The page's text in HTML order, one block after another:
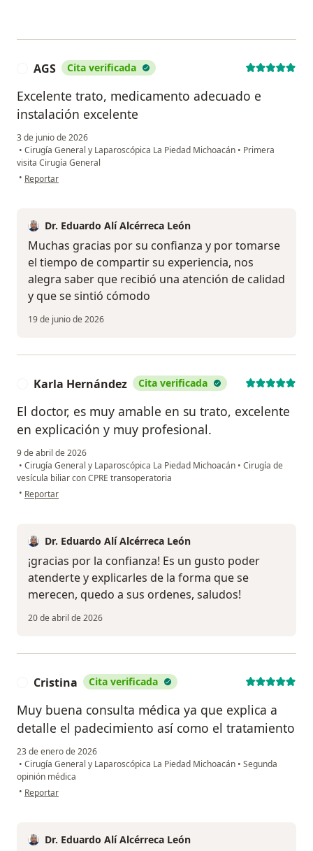
AGS Cita verificada
Excelente trato, medicamento adecuado e
instalación excelente
3 de junio de 2026
• Cirugía General y Laparoscópica La Piedad Michoacán • Primera
visita Cirugía General
• en opinión del usuario AGS
Reportar
Dr. Eduardo Alí Alcérreca León
Muchas gracias por su confianza y por tomarse
el tiempo de compartir su experiencia, nos
alegra saber que recibió una atención de calidad
y que se sintió cómodo
19 de junio de 2026
Karla Hernández Cita verificada
El doctor, es muy amable en su trato, excelente
en explicación y muy profesional.
9 de abril de 2026
• Cirugía General y Laparoscópica La Piedad Michoacán • Cirugía de
vesícula biliar con CPRE transoperatoria
• en opinión del usuario Karla Hernández
Reportar
Dr. Eduardo Alí Alcérreca León
¡gracias por la confianza! Es un gusto poder
atenderte y explicarles de la forma que se
merecen, quedo a sus ordenes, saludos!
20 de abril de 2026
Cristina Cita verificada
Muy buena consulta médica ya que explica a
detalle el padecimiento así como el tratamiento
23 de enero de 2026
• Cirugía General y Laparoscópica La Piedad Michoacán • Segunda
opinión médica
• en opinión del usuario Cristina
Reportar
Dr. Eduardo Alí Alcérreca León